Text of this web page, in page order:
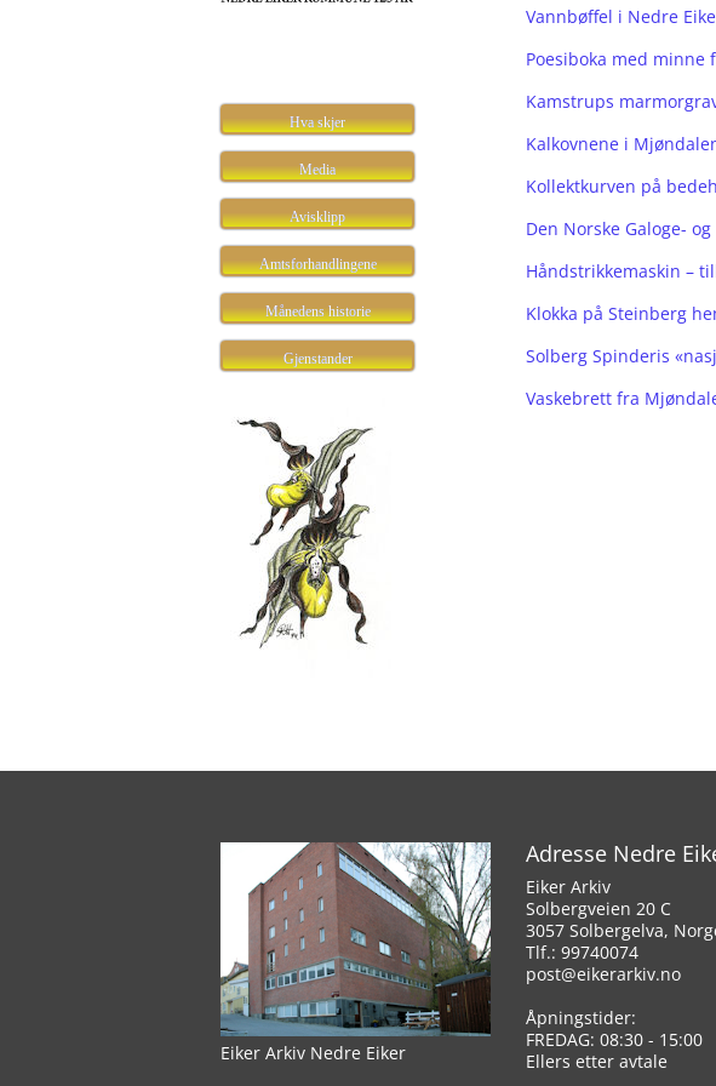
Hva skjer
Media
Avisklipp
Amtsforhandlingene
Månedens historie
Gjenstander
Vannbøffel i Nedre
Poesiboka med minne
Kamstrups
Kalkovnene i
Kollektkurven på
Den Norske Galoge-
Håndstrikkemaskin –
Klokka på Steinberg
Solberg Spinderis
Vaskebrett fra
Eiker Arkiv Nedre Eiker
Adresse Nedre
Eiker Arkiv
Solbergveien 20 C
3057 Solbergelva,
Tlf.: 99740074
post@eikerarkiv.no
Åpningstider:
FREDAG: 08:30 - 15:00
Ellers etter avtale